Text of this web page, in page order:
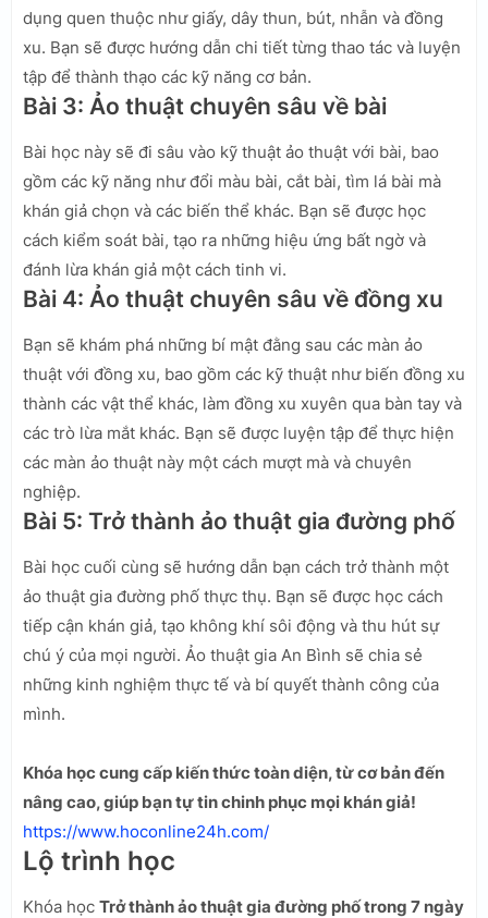
dụng quen thuộc như giấy, dây thun, bút, nhẫn và đồng
xu. Bạn sẽ được hướng dẫn chi tiết từng thao tác và luyện
tập để thành thạo các kỹ năng cơ bản.
Bài 3: Ảo thuật chuyên sâu về bài
Bài học này sẽ đi sâu vào kỹ thuật ảo thuật với bài, bao
gồm các kỹ năng như đổi màu bài, cắt bài, tìm lá bài mà
khán giả chọn và các biến thể khác. Bạn sẽ được học
cách kiểm soát bài, tạo ra những hiệu ứng bất ngờ và
đánh lừa khán giả một cách tinh vi.
Bài 4: Ảo thuật chuyên sâu về đồng xu
Bạn sẽ khám phá những bí mật đằng sau các màn ảo
thuật với đồng xu, bao gồm các kỹ thuật như biến đồng xu
thành các vật thể khác, làm đồng xu xuyên qua bàn tay và
các trò lừa mắt khác. Bạn sẽ được luyện tập để thực hiện
các màn ảo thuật này một cách mượt mà và chuyên
nghiệp.
Bài 5: Trở thành ảo thuật gia đường phố
Bài học cuối cùng sẽ hướng dẫn bạn cách trở thành một
ảo thuật gia đường phố thực thụ. Bạn sẽ được học cách
tiếp cận khán giả, tạo không khí sôi động và thu hút sự
chú ý của mọi người. Ảo thuật gia An Bình sẽ chia sẻ
những kinh nghiệm thực tế và bí quyết thành công của
mình.
Khóa học cung cấp kiến thức toàn diện, từ cơ bản đến
nâng cao, giúp bạn tự tin chinh phục mọi khán giả!
https://www.hoconline24h.com/
Lộ trình học
Khóa học Trở thành ảo thuật gia đường phố trong 7 ngày